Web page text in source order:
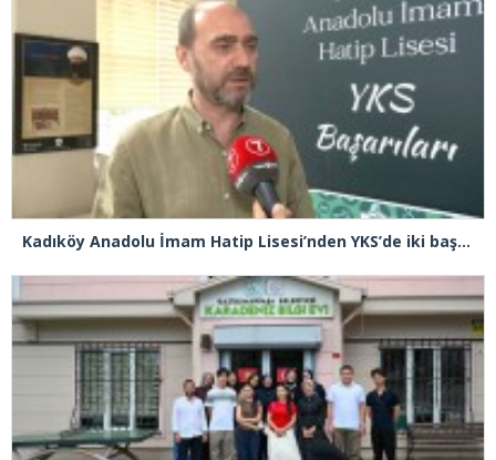
Kadıköy Anadolu İmam Hatip Lisesi’nden YKS’de iki başarı birden